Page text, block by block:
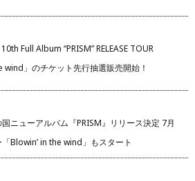
10th Full Album “PRISM” RELEASE TOUR
wind」のチケット先行抽選販売開始！
ニューアルバム『PRISM』リリース決定 7月
Blowin’ in the wind」もスタート